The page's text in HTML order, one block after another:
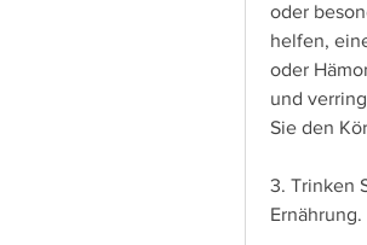
oder
helfen,
oder
und
Sie den
3. Trinken